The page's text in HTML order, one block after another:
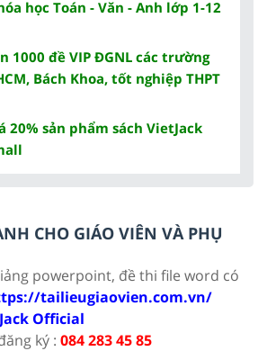
học Toán - Văn - Anh lớp 1-12
1000 đề VIP ĐGNL các trường
Bách Khoa, tốt nghiệp THPT
20% sản phẩm sách VietJack
CHO GIÁO VIÊN VÀ PHỤ
powerpoint, đề thi file word có
tailieugiaovien.com.vn/
Official
ký : 084 283 45 85